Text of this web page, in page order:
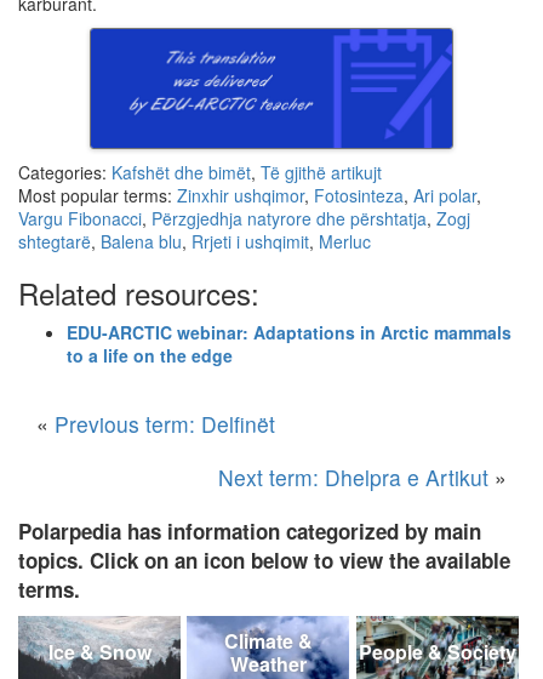
Categories: Kafshët dhe bimët, Të gjithë artikujt
Most popular terms: Zinxhir ushqimor, Fotosinteza, Ari polar,
Vargu Fibonacci, Përzgjedhja natyrore dhe përshtatja, Zogj
shtegtarë, Balena blu, Rrjeti i ushqimit, Merluc
Related resources:
EDU-ARCTIC webinar: Adaptations in Arctic mammals
to a life on the edge
« Previous term: Delfinët
Next term: Dhelpra e Artikut »
Polarpedia has information categorized by main
topics. Click on an icon below to view the available
terms.
Ice & Snow
Climate &
Weather
People & Society